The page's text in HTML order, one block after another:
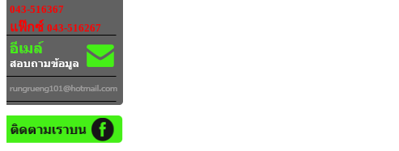
043-516367
แฟ๊กซ์ 043-516267